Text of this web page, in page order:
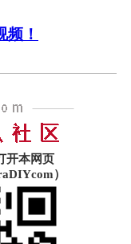
！
开本网页
）